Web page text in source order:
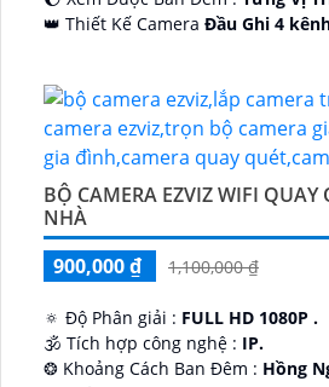
👑 Thiết Kế Camera Đầu Ghi 4
BỘ CAMERA EZVIZ WIFI QUAY
NHÀ
900,000 ₫
1,100,000 ₫
🔅 Độ Phân giải : FULL HD 1080P .
🕉️ Tích hợp công nghệ : IP.
❂ Khoảng Cách Ban Đêm : Hồng